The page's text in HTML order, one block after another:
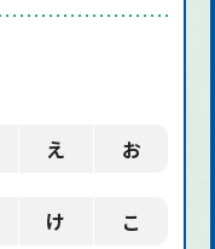
え お
け こ